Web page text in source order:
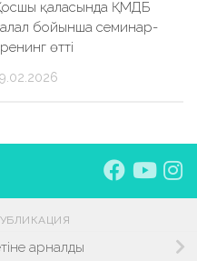
қаласында ҚМДБ
бойынша семинар-
өтті
арналды